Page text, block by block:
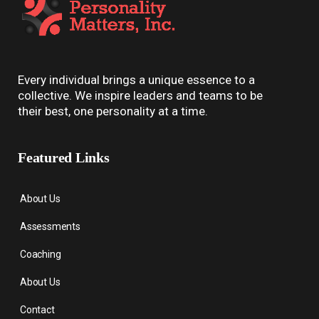
Every individual brings a unique essence to a
collective. We inspire leaders and teams to be
their best, one personality at a time.
Featured Links
About Us
Assessments
Coaching
About Us
Contact